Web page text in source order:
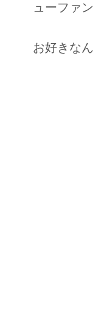
ューファ
４代
お好